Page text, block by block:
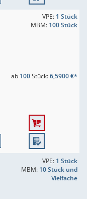
VPE: 1 Stück
MBM: 100 Stück
ab 100Stück:6,5900 €*
VPE: 1 Stück
MBM: 10 Stück und
Vielfache